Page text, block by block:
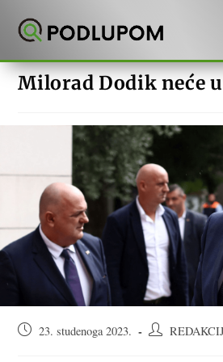
Milorad Dodik neće
Objava23. studenoga 2023.
Autor